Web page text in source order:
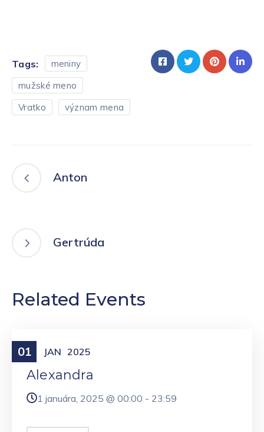
Tags:
meniny
mužské meno
Vratko
význam mena
Anton
Gertrúda
Related Events
01 JAN 2025
Meniny
Alexandra
1 januára, 2025 @ 00:00 - 23:59